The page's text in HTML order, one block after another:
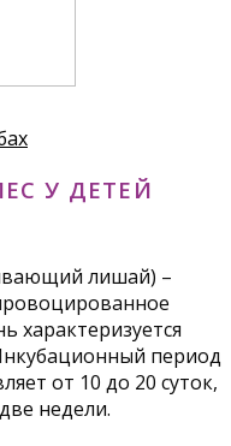
У ДЕТЕЙ
лишай) –
характеризуется
период
от 10 до 20 суток,
недели.